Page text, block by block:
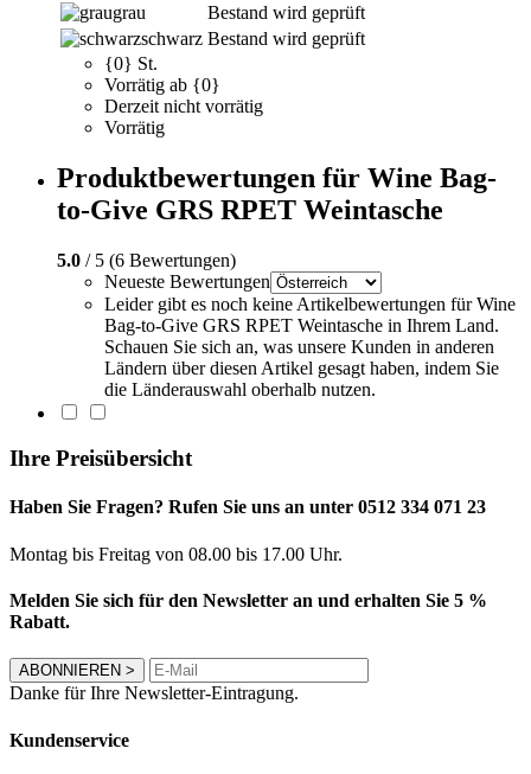
grau
Bestand wird geprüft
schwarz Bestand wird geprüft
{0} St.
Vorrätig ab {0}
Derzeit nicht vorrätig
Vorrätig
Produktbewertungen für Wine Bag-
to-Give GRS RPET Weintasche
5.0 / 5 (6 Bewertungen)
Neueste Bewertungen
Leider gibt es noch keine Artikelbewertungen für Wine
Bag-to-Give GRS RPET Weintasche in Ihrem Land.
Schauen Sie sich an, was unsere Kunden in anderen
Ländern über diesen Artikel gesagt haben, indem Sie
die Länderauswahl oberhalb nutzen.
Ihre Preisübersicht
Haben Sie Fragen? Rufen Sie uns an unter 0512 334 071 23
Montag bis Freitag von 08.00 bis 17.00 Uhr.
Melden Sie sich für den Newsletter an und erhalten Sie 5 %
Rabatt.
ABONNIEREN >
Danke für Ihre Newsletter-Eintragung.
Kundenservice